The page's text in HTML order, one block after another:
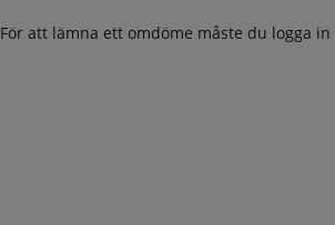
För att lämna ett omdöme måste du logga in